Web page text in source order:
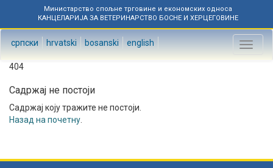
Министарство спољне трговине и економских односа
КАНЦЕЛАРИЈА ЗА ВЕТЕРИНАРСТВО БОСНЕ И ХЕРЦЕГОВИНЕ
српски hrvatski bosanski english
Toggle
404
Садржај не постоји
Садржај коју тражите не постоји.
Назад на почетну